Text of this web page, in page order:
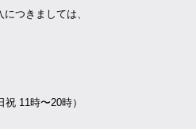
つきましては、
11時〜20時）